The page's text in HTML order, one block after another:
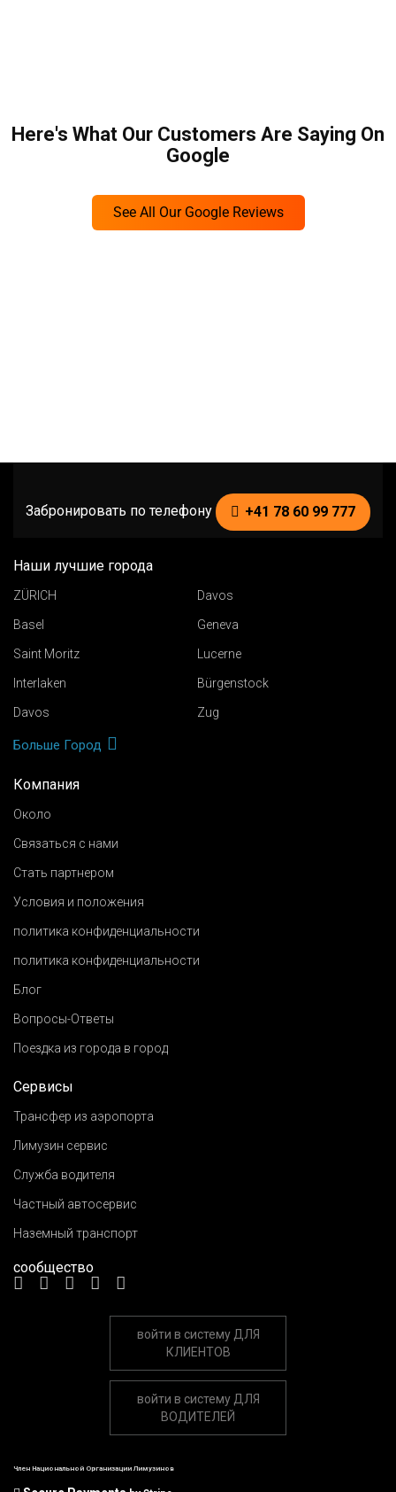
Here's What Our Customers Are Saying On
Google
See All Our Google Reviews
Забронировать по телефону +41 78 60 99 777
Наши лучшие города
ZÜRICH Davos
Basel Geneva
Saint Moritz Lucerne
Interlaken Bürgenstock
Davos Zug
Больше Город
Компания
Около
Связаться с нами
Стать партнером
Условия и положения
политика конфиденциальности
политика конфиденциальности
Блог
Вопросы-Ответы
Поездка из города в город
Сервисы
Трансфер из аэропорта
Лимузин сервис
Служба водителя
Частный автосервис
Наземный транспорт
сообщество
войти в систему ДЛЯ
КЛИЕНТОВ
войти в систему ДЛЯ
ВОДИТЕЛЕЙ
Член Национальной Организации Лимузинов